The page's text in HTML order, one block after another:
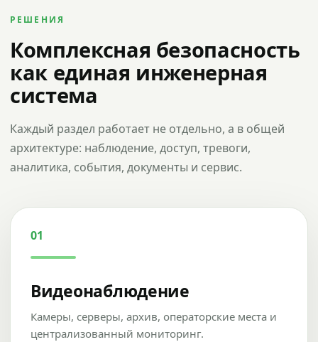
РЕШЕНИЯ
Комплексная безопасность
как единая инженерная
система
Каждый раздел работает не отдельно, а в общей
архитектуре: наблюдение, доступ, тревоги,
аналитика, события, документы и сервис.
01
Видеонаблюдение
Камеры, серверы, архив, операторские места и
централизованный мониторинг.